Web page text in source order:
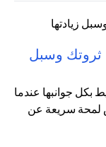
ثروتك وسبل
بكل جوانبها عندما
لمحة سريعة عن